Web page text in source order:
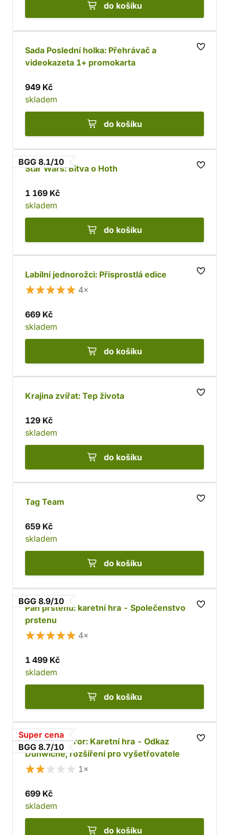
do košíku
Sada Poslední holka: Přehrávač a
videokazeta 1+ promokarta
949 Kč
skladem
do košíku
BGG 8.1/10
Star Wars: Bitva o Hoth
1 169 Kč
skladem
do košíku
Labilní jednorožci: Přisprostlá edice
4×
669 Kč
skladem
do košíku
Krajina zvířat: Tep života
129 Kč
skladem
do košíku
Tag Team
659 Kč
skladem
do košíku
BGG 8.9/10
Pán prstenů: karetní hra - Společenstvo
prstenu
4×
1 499 Kč
skladem
do košíku
Super cena
BGG 8.7/10
Arkham Horror: Karetní hra - Odkaz
Dunwiche, rozšíření pro vyšetřovatele
1×
699 Kč
skladem
do košíku